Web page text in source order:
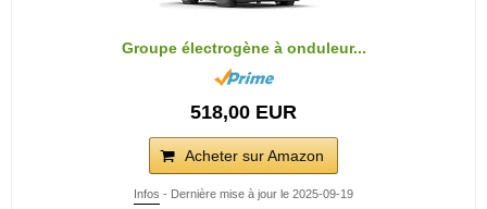
Groupe électrogène à onduleur...
518,00 EUR
Acheter sur Amazon
Infos - Dernière mise à jour le 2025-09-19